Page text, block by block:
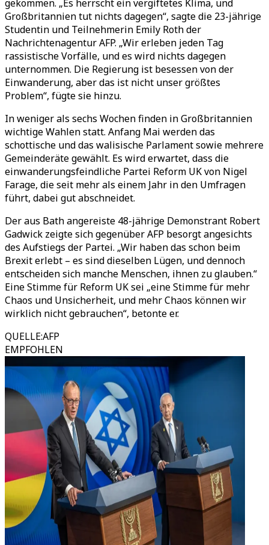
gekommen. „Es herrscht ein vergiftetes Klima, und
Großbritannien tut nichts dagegen“, sagte die 23-jährige
Studentin und Teilnehmerin Emily Roth der
Nachrichtenagentur AFP. „Wir erleben jeden Tag
rassistische Vorfälle, und es wird nichts dagegen
unternommen. Die Regierung ist besessen von der
Einwanderung, aber das ist nicht unser größtes
Problem“, fügte sie hinzu.
In weniger als sechs Wochen finden in Großbritannien
wichtige Wahlen statt. Anfang Mai werden das
schottische und das walisische Parlament sowie mehrere
Gemeinderäte gewählt. Es wird erwartet, dass die
einwanderungsfeindliche Partei Reform UK von Nigel
Farage, die seit mehr als einem Jahr in den Umfragen
führt, dabei gut abschneidet.
Der aus Bath angereiste 48-jährige Demonstrant Robert
Gadwick zeigte sich gegenüber AFP besorgt angesichts
des Aufstiegs der Partei. „Wir haben das schon beim
Brexit erlebt – es sind dieselben Lügen, und dennoch
entscheiden sich manche Menschen, ihnen zu glauben.“
Eine Stimme für Reform UK sei „eine Stimme für mehr
Chaos und Unsicherheit, und mehr Chaos können wir
wirklich nicht gebrauchen“, betonte er.
QUELLE:AFP
EMPFOHLEN